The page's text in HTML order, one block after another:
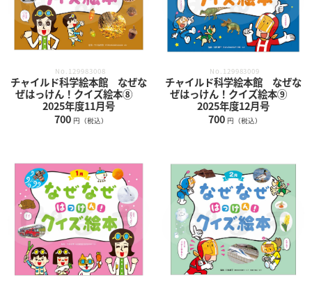
No.129983008
チャイルド科学絵本館 なぜな
ぜはっけん！クイズ絵本⑧
2025年度11月号
700 円（税込）
No.129983009
チャイルド科学絵本館 なぜな
ぜはっけん！クイズ絵本⑨
2025年度12月号
700 円（税込）